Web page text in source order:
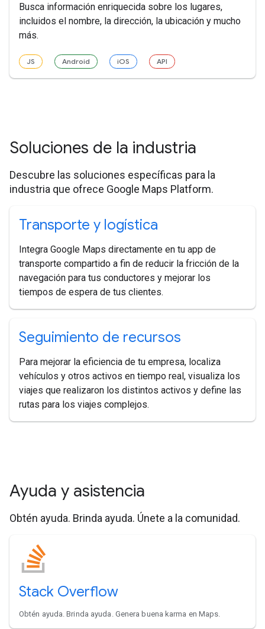
Busca información enriquecida sobre los lugares,
incluidos el nombre, la dirección, la ubicación y mucho
más.
JS Android iOS API
Soluciones de la industria
Descubre las soluciones específicas para la
industria que ofrece Google Maps Platform.
Transporte y logística
Integra Google Maps directamente en tu app de
transporte compartido a fin de reducir la fricción de la
navegación para tus conductores y mejorar los
tiempos de espera de tus clientes.
Seguimiento de recursos
Para mejorar la eficiencia de tu empresa, localiza
vehículos y otros activos en tiempo real, visualiza los
viajes que realizaron los distintos activos y define las
rutas para los viajes complejos.
Ayuda y asistencia
Obtén ayuda. Brinda ayuda. Únete a la comunidad.
Stack Overflow
Obtén ayuda. Brinda ayuda. Genera buena karma en Maps.